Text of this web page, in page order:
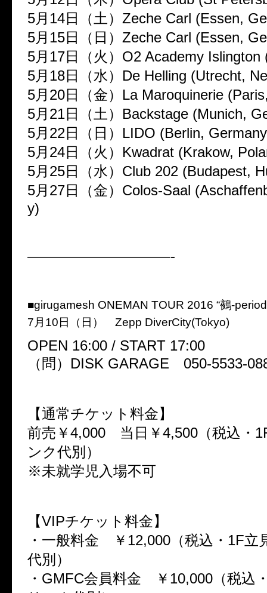
5月14日（土）Zeche Carl (Essen,
5月15日（日）Zeche Carl (Essen,
5月17日（火）O2 Academy Islington
5月18日（水）De Helling (Utrecht,
5月20日（金）La Maroquinerie
5月21日（土）Backstage (Munich,
5月22日（日）LIDO (Berlin,
5月24日（火）Kwadrat (Krakow,
5月25日（水）Club 202 (Budapest,
5月27日（金）Colos-Saal
y)
——————————-
■girugamesh ONEMAN TOUR 2016 “鵺-
7月10日（日） Zepp DiverCity(Tokyo)
OPEN 16:00 / START 17:00
（問）DISK GARAGE 050-5533-
【通常チケット料金】
前売￥4,000 当日￥4,500（税込・
ンク代別）
※未就学児入場不可
【VIPチケット料金】
・一般料金 ￥12,000（税込・1F立
代別）
・GMFC会員料金 ￥10,000（税込